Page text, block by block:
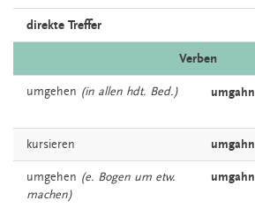
direkte Treffer
Verben
umgehen (in allen hdt. Bed.) umgahn
kursieren umgahn
umgehen (e. Bogen um etw.
machen)
umgahn